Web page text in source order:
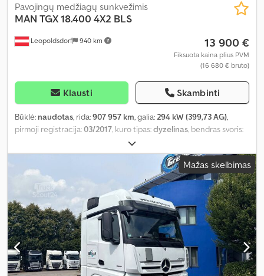
Leopoldsdorf 940 km
Pavojingų medžiagų sunkvežimis
MAN TGX 18.400 4X2 BLS
13 900 €
Fiksuota kaina plius PVM
(16 680 € bruto)
Klausti Skambinti
Būklė: naudotas, rida:907 957 km, galia:294 kW (399,73 AG),
pirmoji registracija:03/2017, kuro tipas:dyzelinas, bendras svoris:
4x2, ratų bazė:
balta, vairuotojo kabina:miegamoji kabina, pavaros tipas:pusiau
, pakaba:plienas-oras, Gamybos
2016 , Įranga:
ABS, autonominis šildytuvas, borto
kompiuteris, diferencialo užraktas, hidraulika, kruizo kontrolė,
oro kondicionavimas, trauki kontrolė, žemas triukšmo lygis,
Mažas skelbimas